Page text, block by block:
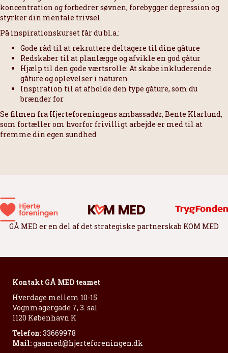
koncentration og forbedrer søvnen, forebygger depression og
styrker din mentale trivsel.
På inspirationskurset får du bl.a.:
Gode råd til at rekruttere deltagere til dine gåture
Redskaber til at planlægge og afvikle en god gåtur
Hjælp til den gode værtsrolle: At skabe inkluderende
gåture og oplevelser i naturen
Inspiration til at afholde den type gåture, som du
brænder for
Se filmen fra Hjerteforeningens ambassadør, Bente Klarlund,
som fortæller om hvorfor frivilligt arbejde er med til at
fremme din egen sundhed
GÅ MED er en del af det strategiske partnerskab KOM MED
Kontakt GÅ MED teamet
Hverdage mellem 10-15
Vognmagergade 7, 3. sal
1120 København K
Telefon:33669978
Mail:gaamed@hjerteforeningen.dk